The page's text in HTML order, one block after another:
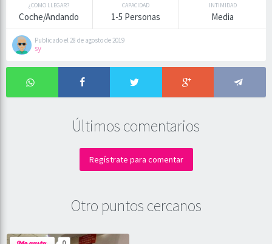
¿COMO LLEGAR?
Coche/Andando
CAPACIDAD
1-5 Personas
INTIMIDAD
Media
Publicado el 28 de agosto de 2019
sy
Últimos comentarios
Regístrate para comentar
Otro puntos cercanos